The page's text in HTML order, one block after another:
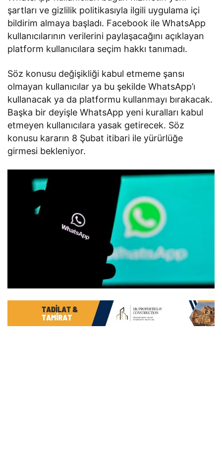
şartları ve gizlilik politikasıyla ilgili uygulama içi
bildirim almaya başladı. Facebook ile WhatsApp
kullanıcılarının verilerini paylaşacağını açıklayan
platform kullanıcılara seçim hakkı tanımadı.
Söz konusu değişikliği kabul etmeme şansı
olmayan kullanıcılar ya bu şekilde WhatsApp’ı
kullanacak ya da platformu kullanmayı bırakacak.
Başka bir deyişle WhatsApp yeni kuralları kabul
etmeyen kullanıcılara yasak getirecek. Söz
konusu kararın 8 Şubat itibari ile yürürlüğe
girmesi bekleniyor.